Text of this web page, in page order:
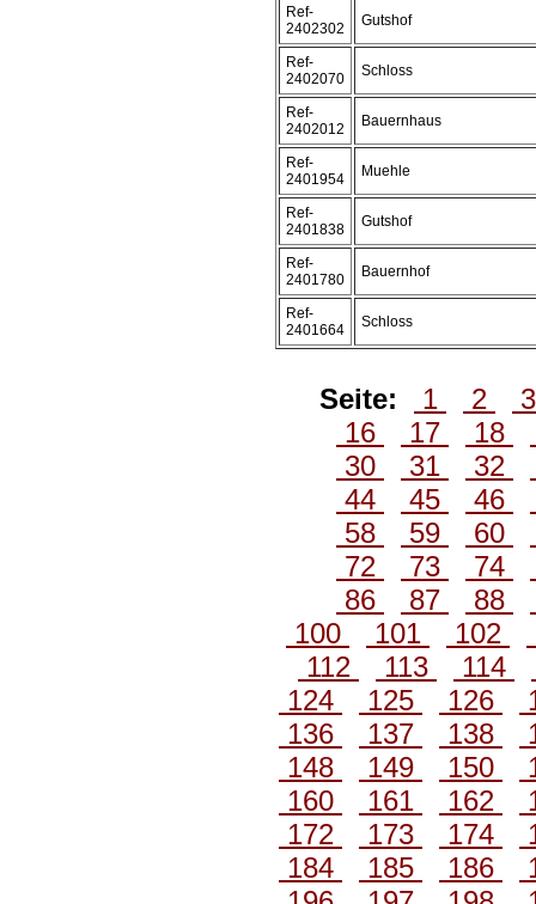
Ref-
2402302
Gutshof
Ref-
2402070
Schloss
Ref-
2402012
Bauernhaus
Ref-
2401954
Muehle
Ref-
2401838
Gutshof
Ref-
2401780
Bauernhof
Ref-
2401664
Schloss
Seite: 1 2
16
17 18
30
31 32
44
45 46
58
59 60
72
73 74
86
87 88
100
101 102
112
113 114
124
125 126
136
137 138
148
149 150
160
161 162
172
173 174
184
185 186